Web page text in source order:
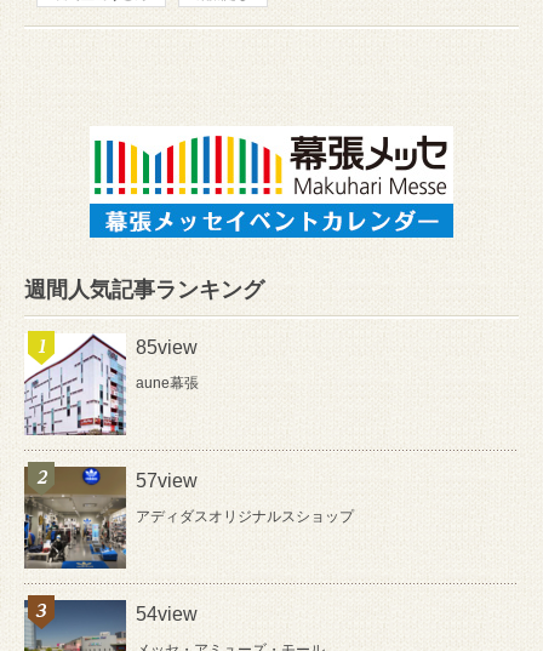
週間人気記事ランキング
85view
aune幕張
57view
アディダスオリジナルスショップ
54view